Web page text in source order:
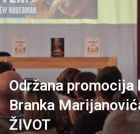
Održana promocija
Branka
ŽIVOT